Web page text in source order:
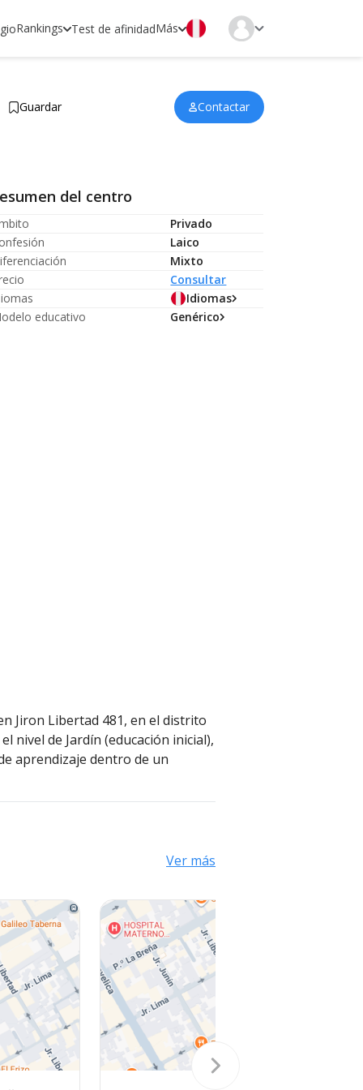
Rankings Test de afinidadMás
Guardar Contactar
del centro
Privado
Laico
Mixto
Consultar
Idiomas
educativo
Genérico
Jiron Libertad 481, en el distrito
nivel de Jardín (educación inicial),
aprendizaje dentro de un
Ver más